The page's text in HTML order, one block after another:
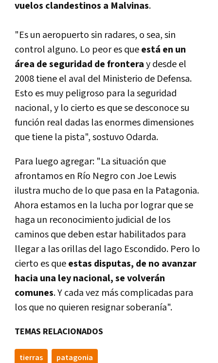
vuelos clandestinos a Malvinas.
"Es un aeropuerto sin radares, o sea, sin
control alguno. Lo peor es queestá en un
área de seguridad de fronteray desde el
2008 tiene el aval del Ministerio de Defensa.
Esto es muy peligroso para la seguridad
nacional, y lo cierto es que se desconoce su
función real dadas las enormes dimensiones
que tiene la pista", sostuvo Odarda.
Para luego agregar: "La situación que
afrontamos en Río Negro con Joe Lewis
ilustra mucho de lo que pasa en la Patagonia.
Ahora estamos en la lucha por lograr que se
haga un reconocimiento judicial de los
caminos que deben estar habilitados para
llegar a las orillas del lago Escondido. Pero lo
cierto es queestas disputas, de no avanzar
hacia una ley nacional, se volverán
comunes. Y cada vez más complicadas para
los que no quieren resignar soberanía".
TEMAS RELACIONADOS
tierras patagonia